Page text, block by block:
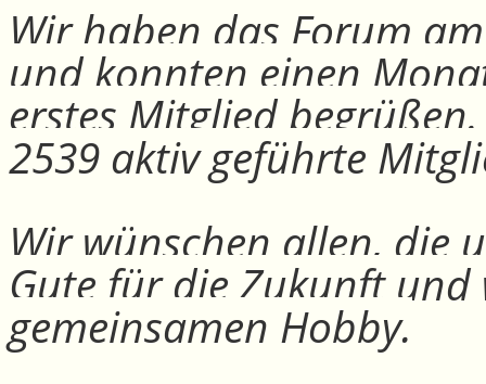
Wir haben das Forum
und konnten einen
erstes Mitglied
2539 aktiv geführte
Wir wünschen allen, die
Gute für die Zukunft
gemeinsamen Hobby.